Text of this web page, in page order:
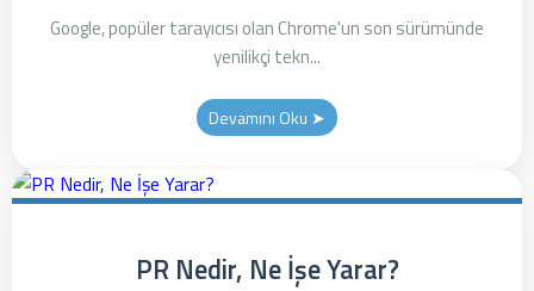
Google, popüler tarayıcısı olan Chrome'un son sürümünde
yenilikçi tekn...
Devamını Oku ➤
PR Nedir, Ne İşe Yarar?